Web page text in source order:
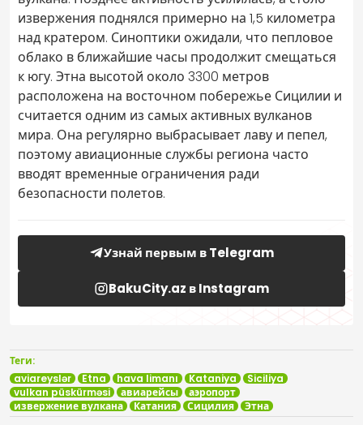
извержения поднялся примерно на 1,5 километра
над кратером. Синоптики ожидали, что пепловое
облако в ближайшие часы продолжит смещаться
к югу. Этна высотой около 3300 метров
расположена на восточном побережье Сицилии и
считается одним из самых активных вулканов
мира. Она регулярно выбрасывает лаву и пепел,
поэтому авиационные службы региона часто
вводят временные ограничения ради
безопасности полетов.
Узнай первым в Telegram
BakuCity.az в Instagram
Теги:
aviareyslər
Etna hava limanı Kataniya
Siciliya
vulkan püskürməsi
авиарейсы
аэропорт
извержение вулкана
Катания Сицилия Этна